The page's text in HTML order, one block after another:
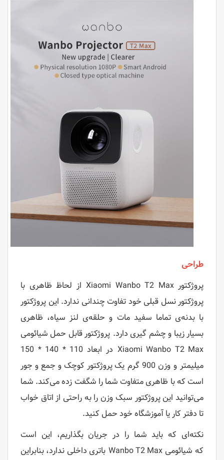
طراحی
پروژکتور Xiaomi Wanbo T2 Max از لحاظ ظاهری با
پروژکتور نسل قبلی خود تفاوت چندانی ندارد. این پروژکتور
با بدنه‌ی تماما سفید مات و حلقه‌ی لنز سیاه، ظاهری
بسیار زیبا و چشم گیری دارد. پروژکتور قابل حمل شیائومی
Xiaomi Wanbo T2 Max در ابعاد 110 * 140 * 150
میلیمتر و وزن 900 گرم یک پروژکتور کوچک و جمع و جور
است که با ظاهری متفاوت شما را شگفت زده می‌کند. شما
می‌توانید این پروژکتور سبک وزن را به راحتی از اتاق خواب
تا دفتر کار یا آموزشگاه خود حمل کنید.
نکته‌ای که باید شما را در جریان بگذاریم، این است
که شیائومی Wanbo T2 Max باتری داخلی ندارد، بنابراین